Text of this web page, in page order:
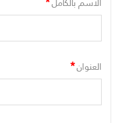
العنوان*